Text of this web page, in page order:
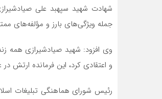
شهادت شهید سپهبد علی
جمله ویژگی‌های بارز و مؤلفه‌های
وی افزود: شهید صیادشیرازی همه
و اعتقادی کرد، این فرمانده
رئیس شورای هماهنگی تبلیغات